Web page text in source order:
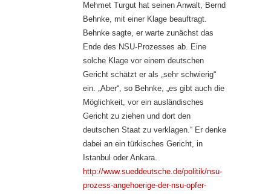
Mehmet Turgut hat seinen Anwalt, Bernd
Behnke, mit einer Klage beauftragt.
Behnke sagte, er warte zunächst das
Ende des NSU-Prozesses ab. Eine
solche Klage vor einem deutschen
Gericht schätzt er als „sehr schwierig“
ein. „Aber“, so Behnke, „es gibt auch die
Möglichkeit, vor ein ausländisches
Gericht zu ziehen und dort den
deutschen Staat zu verklagen.“ Er denke
dabei an ein türkisches Gericht, in
Istanbul oder Ankara.
http://www.sueddeutsche.de/politik/nsu-
prozess-angehoerige-der-nsu-opfer-